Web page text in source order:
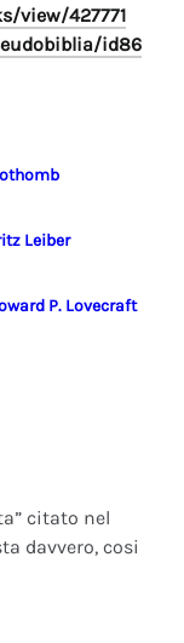
view/427771
id86
Leiber
P. Lovecraft
citato nel
davvero, cosi